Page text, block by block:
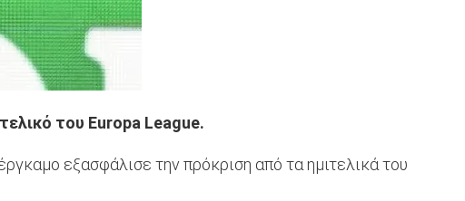
του Europa League.
εξασφάλισε την πρόκριση από τα ημιτελικά του